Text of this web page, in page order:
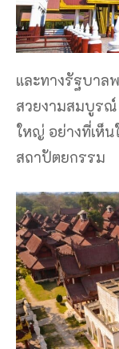
และทางรัฐบาล
สวยงามสมบูรณ์
ใหญ่ อย่างที่เห็
สถาปัตยกรรม